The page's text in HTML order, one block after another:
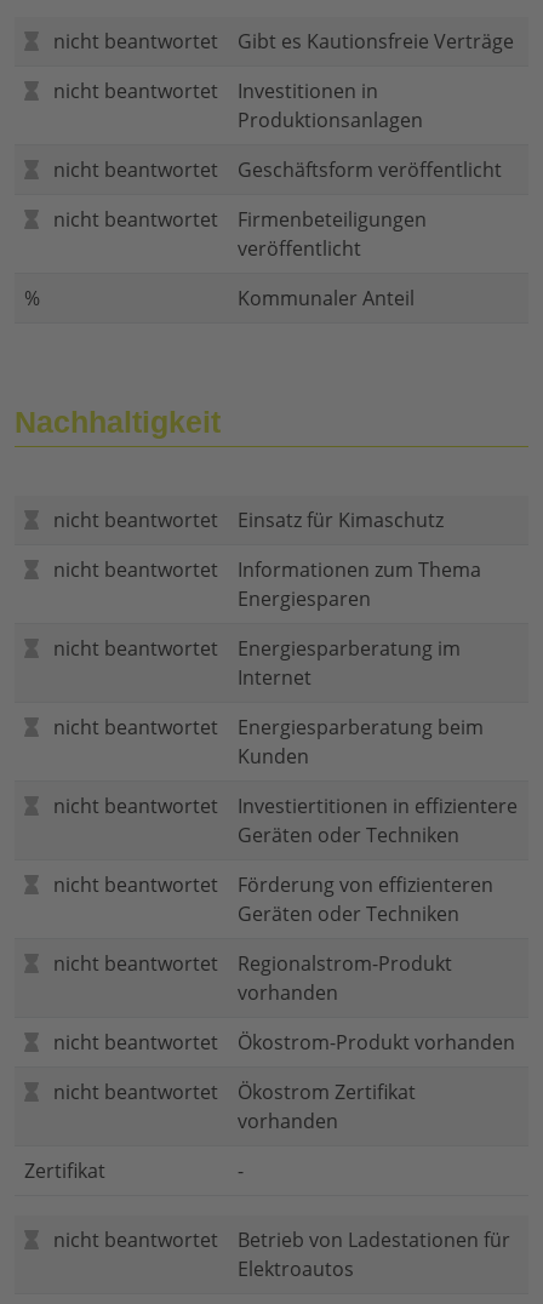
nicht beantwortet
Gibt es Kautionsfreie Verträge
nicht beantwortet
Investitionen in
Produktionsanlagen
nicht beantwortet
Geschäftsform veröffentlicht
nicht beantwortet
Firmenbeteiligungen
veröffentlicht
%
Kommunaler Anteil
Nachhaltigkeit
nicht beantwortet
Einsatz für Kimaschutz
nicht beantwortet
Informationen zum Thema
Energiesparen
nicht beantwortet
Energiesparberatung im
Internet
nicht beantwortet
Energiesparberatung beim
Kunden
nicht beantwortet
Investiertitionen in effizientere
Geräten oder Techniken
nicht beantwortet
Förderung von effizienteren
Geräten oder Techniken
nicht beantwortet
Regionalstrom-Produkt
vorhanden
nicht beantwortet
Ökostrom-Produkt vorhanden
nicht beantwortet
Ökostrom Zertifikat
vorhanden
Zertifikat
-
nicht beantwortet
Betrieb von Ladestationen für
Elektroautos